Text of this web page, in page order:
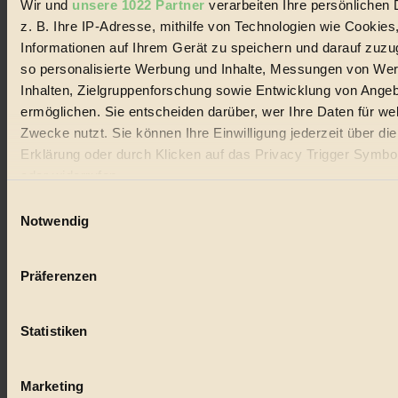
Wir und unsere 1022 Partner verarbeiten Ihre persönlichen
z. B. Ihre IP-Adresse, mithilfe von Technologien wie
Informationen auf Ihrem Gerät zu speichern und darauf
so personalisierte Werbung und Inhalte, Messungen von
Inhalten, Zielgruppenforschung sowie Entwicklung von
ermöglichen. Sie entscheiden darüber, wer Ihre Daten für
Zwecke nutzt. Sie können Ihre Einwilligung jederzeit über
Erklärung oder durch Klicken auf das Privacy Trigger
Wenn Sie es erlauben, würden wir auch gerne:
Ihr Gerät durch aktives Scannen nach bestimmten
Erfahren Sie mehr darüber, wie Ihre persönlichen Daten
Notwendig
Präferenzen
Statistiken
Marketing
Lebensmittel
Natur
kinderbuch
nachhaltig